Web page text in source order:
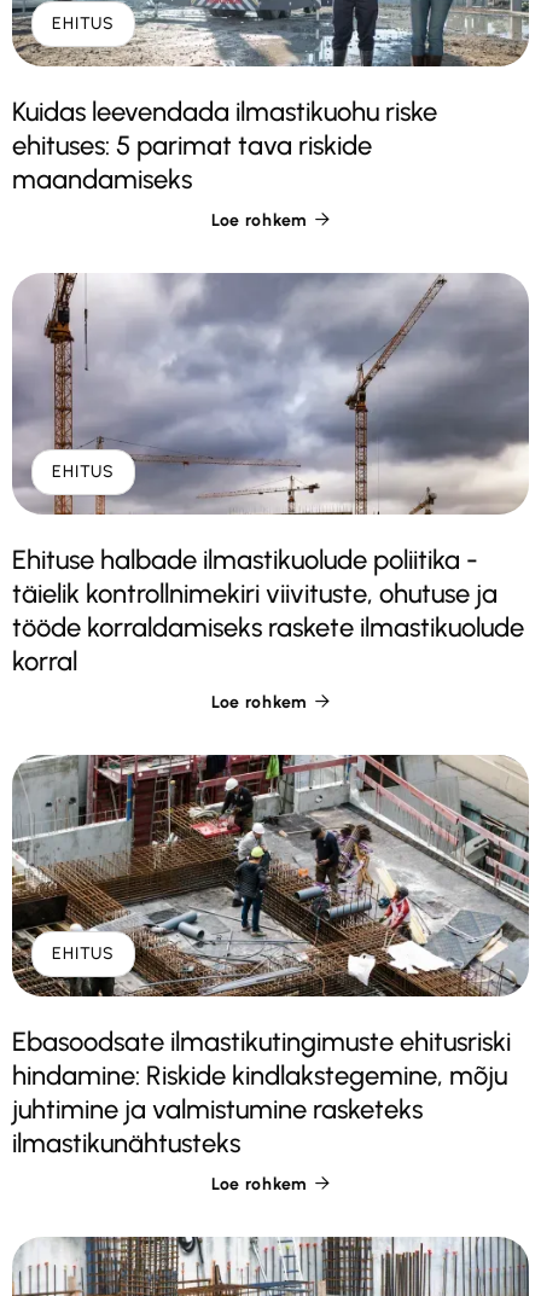
EHITUS
Kuidas leevendada ilmastikuohu riske
ehituses: 5 parimat tava riskide
maandamiseks
Loe rohkem 
EHITUS
Ehituse halbade ilmastikuolude poliitika -
täielik kontrollnimekiri viivituste, ohutuse ja
tööde korraldamiseks raskete ilmastikuolude
korral
Loe rohkem 
EHITUS
Ebasoodsate ilmastikutingimuste ehitusriski
hindamine: Riskide kindlakstegemine, mõju
juhtimine ja valmistumine rasketeks
ilmastikunähtusteks
Loe rohkem 